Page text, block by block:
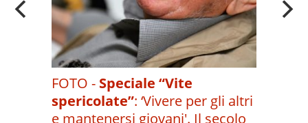
FOTO - Speciale “Vite
spericolate”: ‘Vivere per gli altri
e mantenersi giovani'. Il secolo